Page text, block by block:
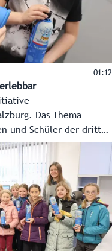
01:12
erlebbar
Das Thema
und Schüler der dritten
erlebbar gemacht.
schon durch die
das kostbare